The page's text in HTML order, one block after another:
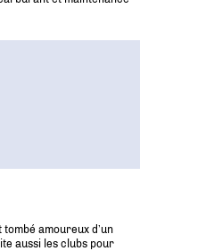
amoureux d’un
aussi les clubs pour